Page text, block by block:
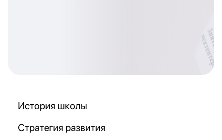
История школы
Стратегия развития